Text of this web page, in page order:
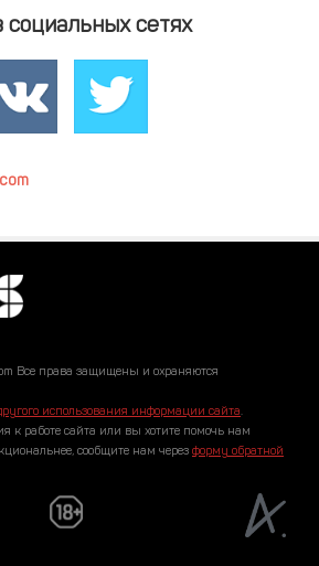
сетях
Все права защищены и охраняются
использования информации сайта.
к работе сайта или вы хотите помочь нам
сообщите нам через форму обратной